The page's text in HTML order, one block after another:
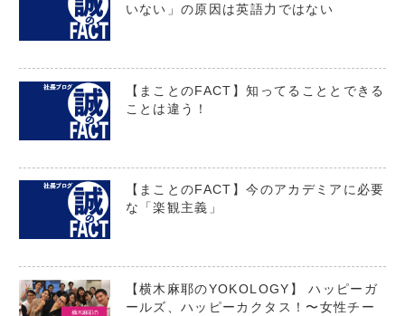
いない」の原因は英語力ではない
【まことのFACT】知ってることとできる
ことは違う！
【まことのFACT】今のアカデミアに必要
な「楽観主義」
【横木麻耶のYOKOLOGY】 ハッピーガ
ールズ、ハッピーカクタス！〜女性チー